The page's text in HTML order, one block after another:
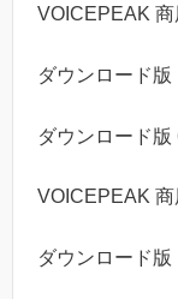
VOICEPEAK
ダウンロード
ダウンロード
VOICEPEAK
ダウンロード